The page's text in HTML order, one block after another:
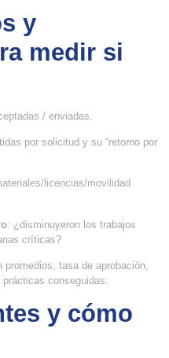
y
medir si
/ enviadas.
por solicitud y su “retorno por
licencias/movilidad
: ¿disminuyeron los trabajos
críticas?
promedios, tasa de aprobación,
conseguidas.
y cómo